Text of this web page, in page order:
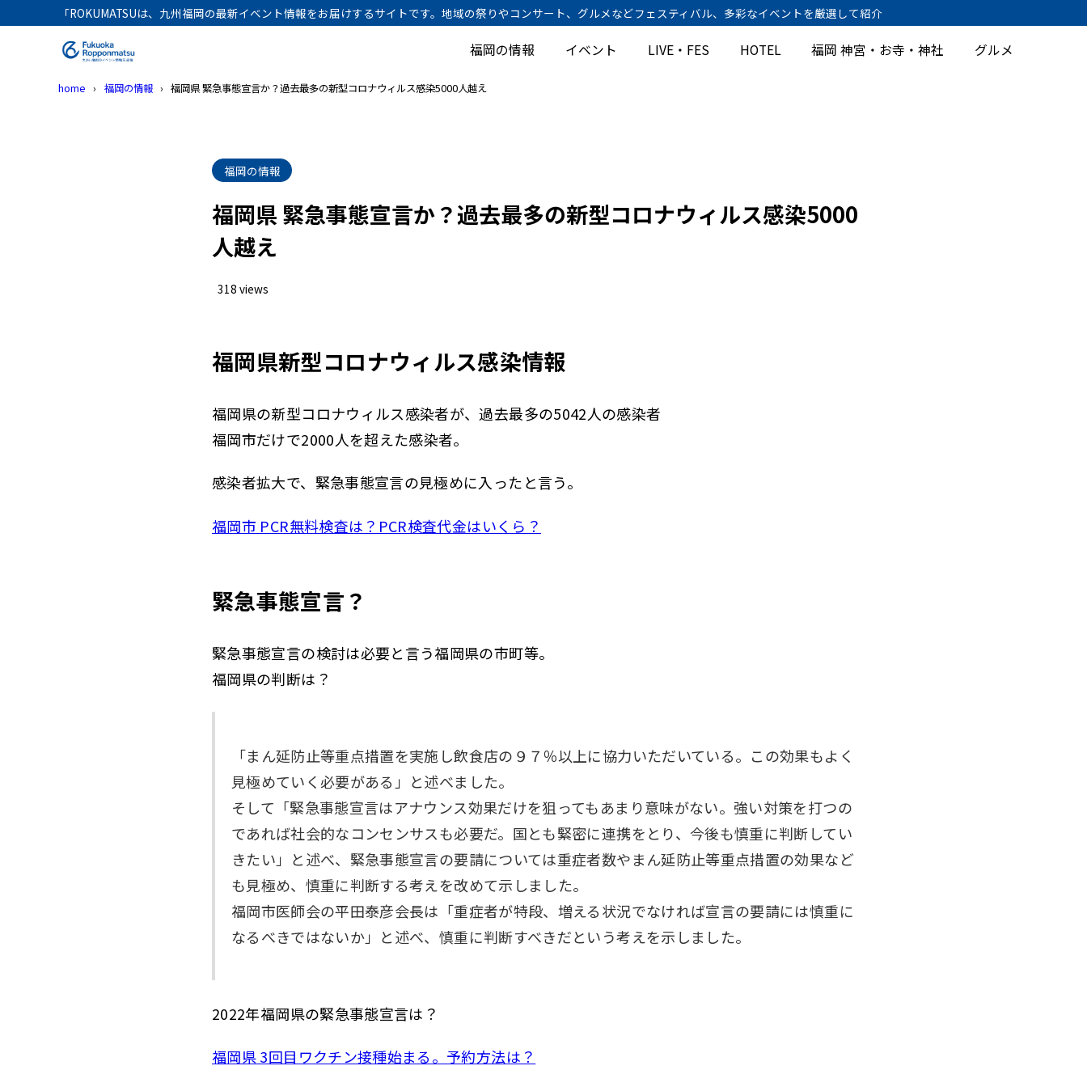
「ROKUMATSUは、九州福岡の最新イベント情報をお届けするサイトです。地域の祭りやコンサート、グルメなどフェスティバル、多彩なイベントを厳選して紹介
福岡の情報 イベント LIVE・FES HOTEL 福岡 神宮・お寺・神社 グルメ
home 福岡の情報 福岡県 緊急事態宣言か？過去最多の新型コロナウィルス感染5000人越え
福岡の情報
福岡県 緊急事態宣言か？過去最多の新型コロナウィルス感染5000
人越え
318 views
福岡県新型コロナウィルス感染情報
福岡県の新型コロナウィルス感染者が、過去最多の5042人の感染者
福岡市だけで2000人を超えた感染者。
感染者拡大で、緊急事態宣言の見極めに入ったと言う。
福岡市 PCR無料検査は？PCR検査代金はいくら？
緊急事態宣言？
緊急事態宣言の検討は必要と言う福岡県の市町等。
福岡県の判断は？
「まん延防止等重点措置を実施し飲食店の９７％以上に協力いただいている。この効果もよく
見極めていく必要がある」と述べました。
そして「緊急事態宣言はアナウンス効果だけを狙ってもあまり意味がない。強い対策を打つの
であれば社会的なコンセンサスも必要だ。国とも緊密に連携をとり、今後も慎重に判断してい
きたい」と述べ、緊急事態宣言の要請については重症者数やまん延防止等重点措置の効果など
も見極め、慎重に判断する考えを改めて示しました。
福岡市医師会の平田泰彦会長は「重症者が特段、増える状況でなければ宣言の要請には慎重に
なるべきではないか」と述べ、慎重に判断すべきだという考えを示しました。
2022年福岡県の緊急事態宣言は？
福岡県 3回目ワクチン接種始まる。予約方法は？